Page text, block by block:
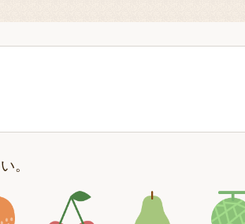
。
アイコン5 アイコン6 アイコン7